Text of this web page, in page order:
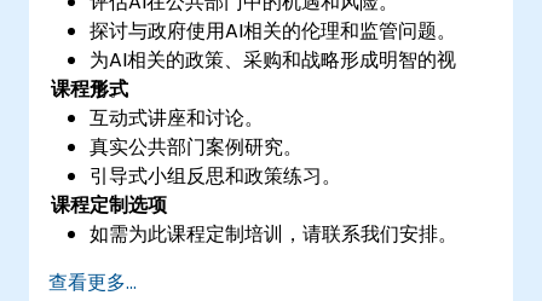
探讨与政府使用AI相关的伦理和监管问题。
为AI相关的政策、采购和战略形成明智的视
角。
课程形式
互动式讲座和讨论。
真实公共部门案例研究。
引导式小组反思和政策练习。
课程定制选项
如需为此课程定制培训，请联系我们安排。
查看更多...